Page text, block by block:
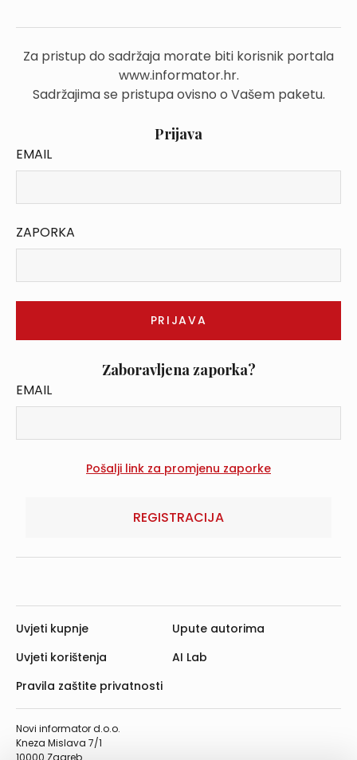
Za pristup do sadržaja morate biti korisnik portala
www.informator.hr.
Sadržajima se pristupa ovisno o Vašem paketu.
Prijava
EMAIL
ZAPORKA
Zaboravljena zaporka?
EMAIL
REGISTRACIJA
Novi informator d.o.o.
Kneza Mislava 7/1
Uvjeti kupnje
Uvjeti korištenja
Pravila zaštite privatnosti
Upute autorima
AI Lab